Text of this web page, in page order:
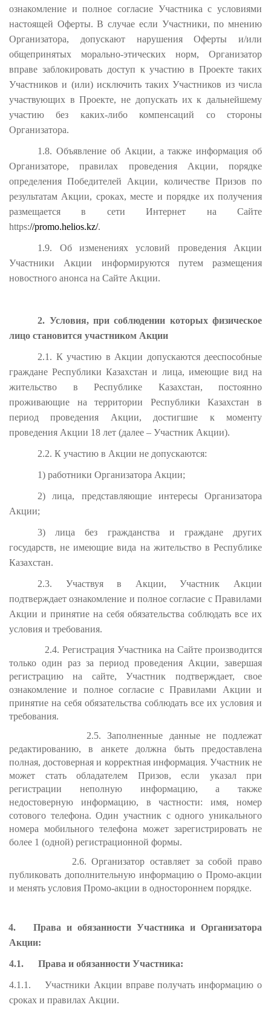
ознакомление и полное согласие Участника с условиями
настоящей Оферты. В случае если Участники, по мнению
Организатора, допускают нарушения Оферты и/или
общепринятых морально-этических норм, Организатор
вправе заблокировать доступ к участию в Проекте таких
Участников и (или) исключить таких Участников из числа
участвующих в Проекте, не допускать их к дальнейшему
участию без каких-либо компенсаций со стороны
Организатора.
1.8. Объявление об Акции, а также информация об
Организаторе, правилах проведения Акции, порядке
определения Победителей Акции, количестве Призов по
результатам Акции, сроках, месте и порядке их получения
размещается в сети Интернет на Сайте
https://promo.helios.kz/.
1.9. Об изменениях условий проведения Акции
Участники Акции информируются путем размещения
новостного анонса на Сайте Акции.
2. Условия, при соблюдении которых физическое
лицо становится участником Акции
2.1. К участию в Акции допускаются дееспособные
граждане Республики Казахстан и лица, имеющие вид на
жительство в Республике Казахстан, постоянно
проживающие на территории Республики Казахстан в
период проведения Акции, достигшие к моменту
проведения Акции 18 лет (далее – Участник Акции).
2.2. К участию в Акции не допускаются:
1) работники Организатора Акции;
2) лица, представляющие интересы Организатора
Акции;
3) лица без гражданства и граждане других
государств, не имеющие вида на жительство в Республике
Казахстан.
2.3. Участвуя в Акции, Участник Акции
подтверждает ознакомление и полное согласие с Правилами
Акции и принятие на себя обязательства соблюдать все их
условия и требования.
2.4. Регистрация Участника на Сайте производится
только один раз за период проведения Акции, завершая
регистрацию на сайте, Участник подтверждает, свое
ознакомление и полное согласие с Правилами Акции и
принятие на себя обязательства соблюдать все их условия и
требования.
2.5. Заполненные данные не подлежат
редактированию, в анкете должна быть предоставлена
полная, достоверная и корректная информация. Участник не
может стать обладателем Призов, если указал при
регистрации неполную информацию, а также
недостоверную информацию, в частности: имя, номер
сотового телефона. Один участник с одного уникального
номера мобильного телефона может зарегистрировать не
более 1 (одной) регистрационной формы.
2.6. Организатор оставляет за собой право
публиковать дополнительную информацию о Промо-акции
и менять условия Промо-акции в одностороннем порядке.
4.
Права и обязанности Участника и Организатора
Акции:
4.1. Права и обязанности Участника:
4.1.1.
Участники Акции вправе получать информацию о
сроках и правилах Акции.